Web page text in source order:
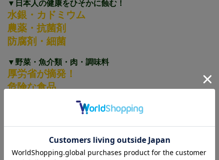
▼日本人の健康をひそかに蝕む！
水銀・カドミウム
農薬・抗菌剤
防腐剤・細菌
▼野菜・魚介類・肉・調味料
厚労省が摘発！
危険な食品
質はこうして中国産「加工食品」「生活用品」に紛れ込んでいる。テレ
ビ、新聞が積極的に報道してくれない汚染大国中国の実態をあますとこ
ろなくリポート。人事ではない日本への悪影響を徹底リサーチ。ヤバイ
加工食品、食材のカタログと対策マニュアル付き!!